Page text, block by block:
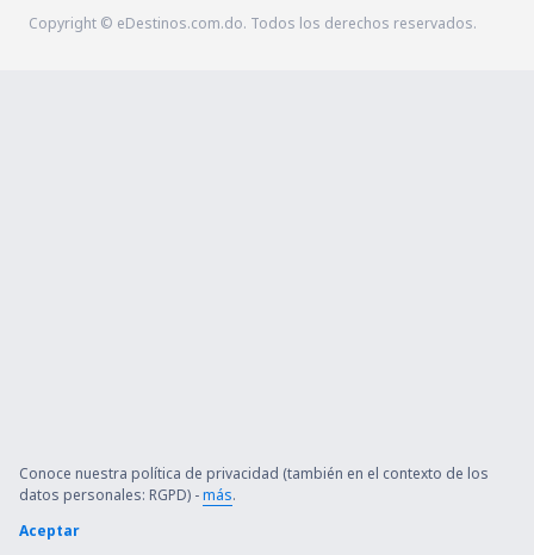
Copyright © eDestinos.com.do. Todos los derechos reservados.
Conoce nuestra política de privacidad (también en el contexto de los
datos personales: RGPD) -más.
Aceptar